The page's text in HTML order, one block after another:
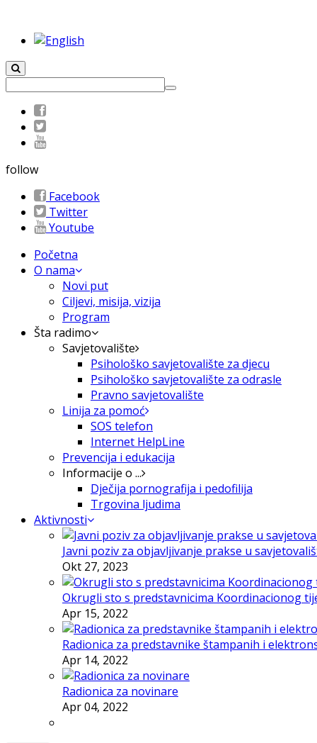
follow
Facebook
Twitter
Youtube
Početna
O nama
Novi put
Ciljevi, misija, vizija
Program
Šta radimo
Savjetovalište
Psihološko savjetovalište za djecu
Psihološko savjetovalište za odrasle
Pravno savjetovalište
Linija za pomoć
SOS telefon
Internet HelpLine
Prevencija i edukacija
Informacije o ...
Dječija pornografija i pedofilija
Trgovina ljudima
Aktivnosti
Javni poziv za objavljivanje prakse u
Okt 27, 2023
Okrugli sto s predstavnicima Koordinacionog
Apr 15, 2022
Radionica za predstavnike štampanih i
Apr 14, 2022
Radionica za novinare
Apr 04, 2022